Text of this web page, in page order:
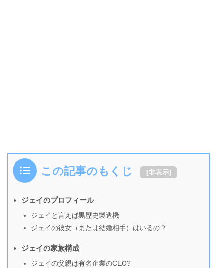
この記事のもくじ [非表示]
ジェイのプロフィール
ジェイと言えば黒歴史製造機
ジェイの彼女（または結婚相手）はいるの？
ジェイの家族構成
ジェイの父親は有名企業のCEO?